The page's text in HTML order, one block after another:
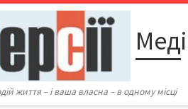
життя – і ваша власна – в одному місці